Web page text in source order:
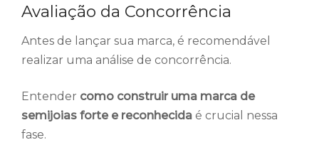
Avaliação da Concorrência
Antes de lançar sua marca, é recomendável
realizar uma análise de concorrência.
Entender como construir uma marca de
semijoias forte e reconhecida é crucial nessa
fase.